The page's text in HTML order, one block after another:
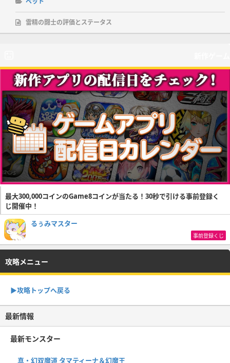
雷精の闘士の評価とステータス
最大300,000コインのGame8コインが当たる！30秒で引ける事前登録く
じ開催中！
るぅみマスター
事前登録くじ
攻略メニュー
▶︎攻略トップへ戻る
最新情報
最新モンスター
真・幻双魔道 タマティーナ＆幻魔王